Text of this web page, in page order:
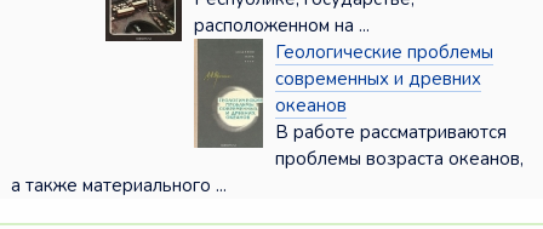
расположенном на ...
Геологические проблемы
современных и древних
океанов
В работе рассматриваются
проблемы возраста океанов,
а также материального ...